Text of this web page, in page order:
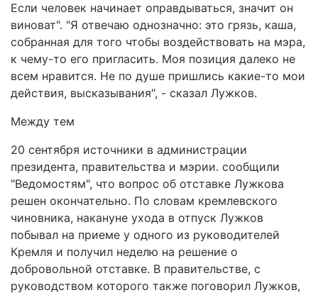
Если человек начинает оправдываться, значит он
виноват". "Я отвечаю однозначно: это грязь, каша,
собранная для того чтобы воздействовать на мэра,
к чему-то его пригласить. Моя позиция далеко не
всем нравится. Не по душе пришлись какие-то мои
действия, высказывания", - сказал Лужков.
Между тем
20 сентября источники в администрации
президента, правительства и мэрии. сообщили
"Ведомостям", что вопрос об отставке Лужкова
решен окончательно. По словам кремлевского
чиновника, накануне ухода в отпуск Лужков
побывал на приеме у одного из руководителей
Кремля и получил неделю на решение о
добровольной отставке. В правительстве, с
руководством которого также поговорил Лужков,